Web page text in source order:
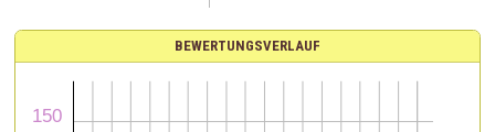
BEWERTUNGSVERLAUF